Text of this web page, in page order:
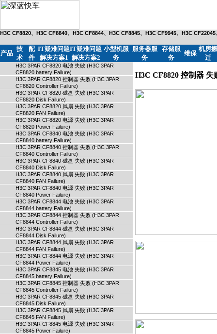
H3C CF8820、H3C CF8840、H3C CF8844、H3C CF8845、H3C CF9945、H3C
产品
技
术
配
件
IT疑难问题
解决方案1
IT疑难问题
解决方案2
小型机服
务
服务器服
务
存储服
务
维保
机房搬
迁
H3C 3PAR CF8820 电池 失败 (H3C 3PAR
CF8820 battery Failure)
H3C 3PAR CF8820 控制器 失败 (H3C 3PAR
CF8820 Controller Failure)
H3C 3PAR CF8820 磁盘 失败 (H3C 3PAR
CF8820 Disk Failure)
H3C 3PAR CF8820 风扇 失败 (H3C 3PAR
CF8820 FAN Failure)
H3C 3PAR CF8820 电源 失败 (H3C 3PAR
CF8820 Power Failure)
H3C 3PAR CF8840 电池 失败 (H3C 3PAR
CF8840 battery Failure)
H3C 3PAR CF8840 控制器 失败 (H3C 3PAR
CF8840 Controller Failure)
H3C 3PAR CF8840 磁盘 失败 (H3C 3PAR
CF8840 Disk Failure)
H3C 3PAR CF8840 风扇 失败 (H3C 3PAR
CF8840 FAN Failure)
H3C 3PAR CF8840 电源 失败 (H3C 3PAR
CF8840 Power Failure)
H3C 3PAR CF8844 电池 失败 (H3C 3PAR
CF8844 battery Failure)
H3C 3PAR CF8844 控制器 失败 (H3C 3PAR
CF8844 Controller Failure)
H3C 3PAR CF8844 磁盘 失败 (H3C 3PAR
CF8844 Disk Failure)
H3C 3PAR CF8844 风扇 失败 (H3C 3PAR
CF8844 FAN Failure)
H3C 3PAR CF8844 电源 失败 (H3C 3PAR
CF8844 Power Failure)
H3C 3PAR CF8845 电池 失败 (H3C 3PAR
CF8845 battery Failure)
H3C 3PAR CF8845 控制器 失败 (H3C 3PAR
CF8845 Controller Failure)
H3C 3PAR CF8845 磁盘 失败 (H3C 3PAR
CF8845 Disk Failure)
H3C 3PAR CF8845 风扇 失败 (H3C 3PAR
CF8845 FAN Failure)
H3C 3PAR CF8845 电源 失败 (H3C 3PAR
CF8845 Power Failure)
H3C CF8820 控制器